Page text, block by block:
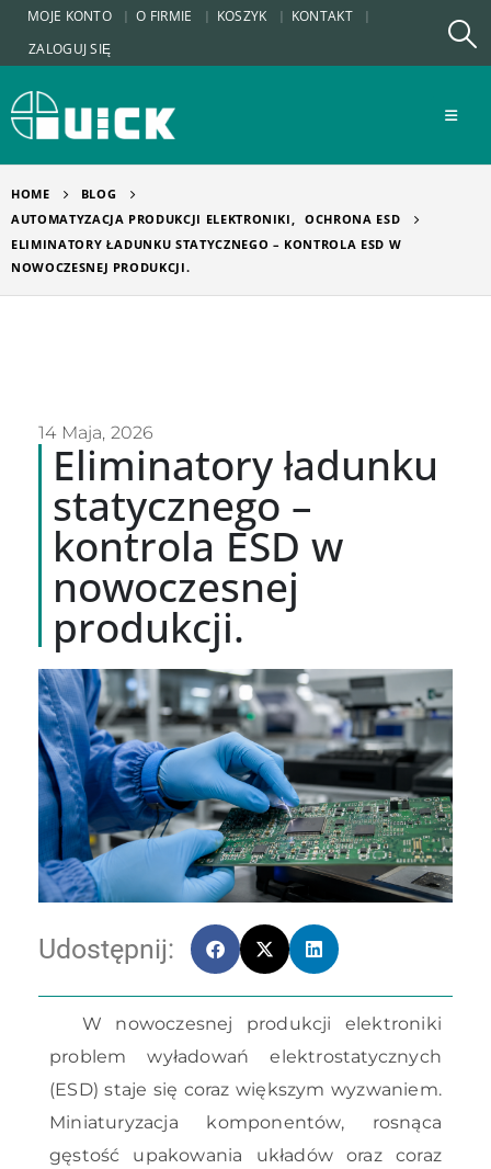
MOJE KONTO O FIRMIE KOSZYK
KONTAKT
ZALOGUJ SIĘ
HOME
BLOG
AUTOMATYZACJA PRODUKCJI ELEKTRONIKI,
OCHRONA ESD
ELIMINATORY ŁADUNKU STATYCZNEGO – KONTROLA ESD W
NOWOCZESNEJ PRODUKCJI.
14 Maja, 2026
Eliminatory ładunku
statycznego –
kontrola ESD w
nowoczesnej
produkcji.
Udostępnij:
W nowoczesnej produkcji elektroniki
problem wyładowań elektrostatycznych
(ESD) staje się coraz większym wyzwaniem.
Miniaturyzacja komponentów, rosnąca
gęstość upakowania układów oraz coraz